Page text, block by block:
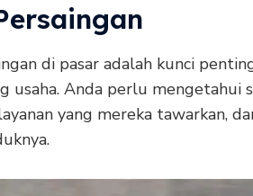
di pasar adalah kunci
usaha. Anda perlu mengetahui
yang mereka tawarkan,